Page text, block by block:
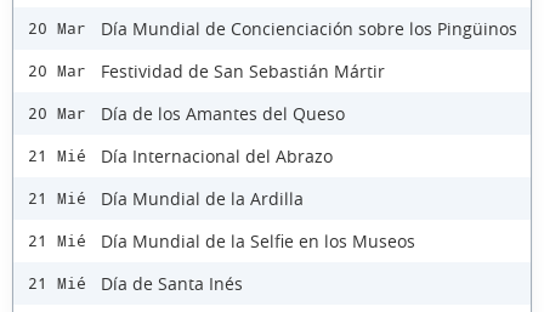
20 Mar Día Mundial de Concienciación sobre los Pingüinos
20 Mar Festividad de San Sebastián Mártir
20 Mar Día de los Amantes del Queso
21 Mié Día Internacional del Abrazo
21 Mié Día Mundial de la Ardilla
21 Mié Día Mundial de la Selfie en los Museos
21 Mié Día de Santa Inés